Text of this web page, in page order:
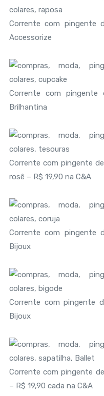
Corrente com pingente
Accessorize
Corrente com pingente
Brilhantina
Corrente com pingente
rosê – R$ 19,90 na C&A
Corrente com pingente
Bijoux
Corrente com pingente
Bijoux
Corrente com pingente
– R$ 19,90 cada na C&A